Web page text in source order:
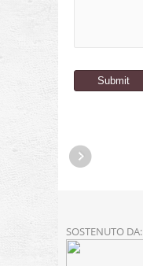
SOSTENUTO DA: